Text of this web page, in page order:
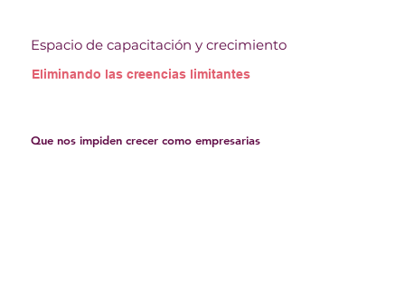
Eliminando las creencias limitantes
Espacio de capacitación y crecimiento
Que nos impiden crecer como empresarias